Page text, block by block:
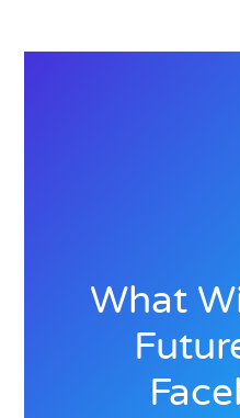
What